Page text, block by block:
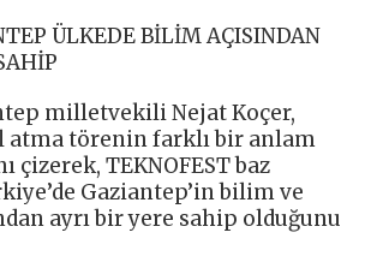
ÜLKEDE BİLİM AÇISINDAN
milletvekili Nejat Koçer,
atma törenin farklı bir anlam
çizerek, TEKNOFEST baz
Gaziantep’in bilim ve
ayrı bir yere sahip olduğunu